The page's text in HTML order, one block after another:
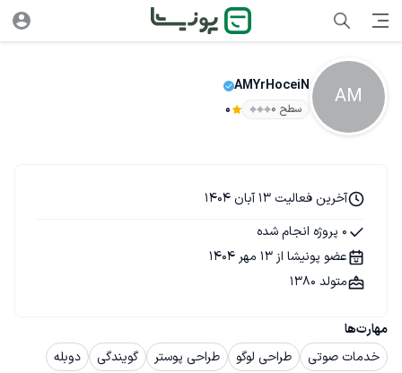
AM
AMYrHoceiN
سطح ۰ 0
مهارت‌ها
خدمات صوتی
طراحی لوگو طراحی پوستر گویندگی
دوبله
آخرین فعالیت 13 آبان 1404
0 پروژه انجام شده
عضو پونیشا از 13 مهر 1404
متولد 1380